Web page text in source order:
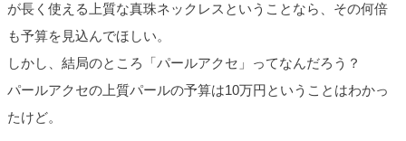
が長く使える上質な真珠ネックレスということなら、その何倍
も予算を見込んでほしい。
しかし、結局のところ「パールアクセ」ってなんだろう？
パールアクセの上質パールの予算は10万円ということはわかっ
たけど。